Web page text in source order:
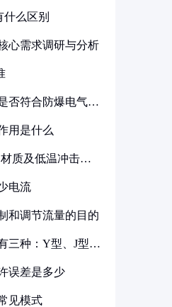
什么区别
心需求调研与分析
否符合防爆电气设
用是什么
质及低温冲击要
电流
和调节流量的目的
三种：Y型、J型、
误差是多少
见模式